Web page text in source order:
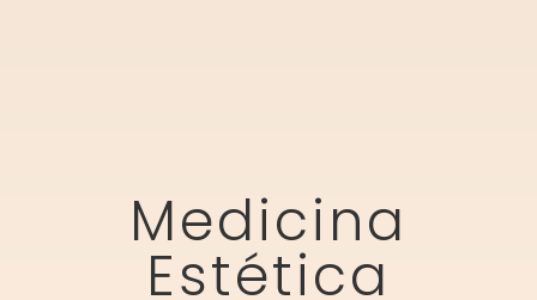
Medicina
Estética